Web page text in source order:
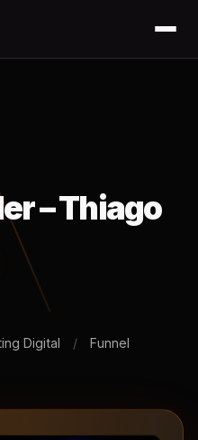
– Thiago
Digital /
Funnel